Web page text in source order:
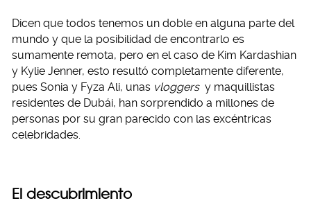
Dicen que todos tenemos un doble en alguna parte del
mundo y que la posibilidad de encontrarlo es
sumamente remota, pero en el caso de Kim Kardashian
y Kylie Jenner, esto resultó completamente diferente,
pues Sonia y Fyza Ali, unas vloggers y maquillistas
residentes de Dubái, han sorprendido a millones de
personas por su gran parecido con las excéntricas
celebridades.
El descubrimiento